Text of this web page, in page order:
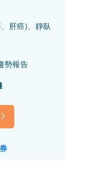
肝癌)、靜臥
勢報告